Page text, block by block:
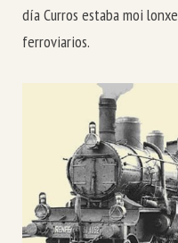
día Curros estaba moi
ferroviarios.